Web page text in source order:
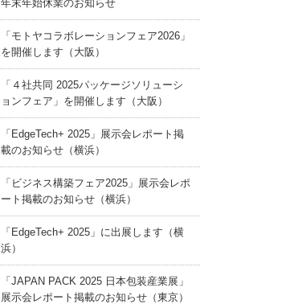
年末年始休業のお知らせ
「モトヤコラボレーションフェア2026」
を開催します（大阪）
「４社共同 2025パッケージソリューシ
ョンフェア」を開催します（大阪）
「EdgeTech+ 2025」展示会レポート掲
載のお知らせ（横浜）
「ビジネス構築フェア2025」展示会レポ
ート掲載のお知らせ（横浜）
「EdgeTech+ 2025」に出展します（横
浜）
「JAPAN PACK 2025 日本包装産業展」
展示会レポート掲載のお知らせ（東京）